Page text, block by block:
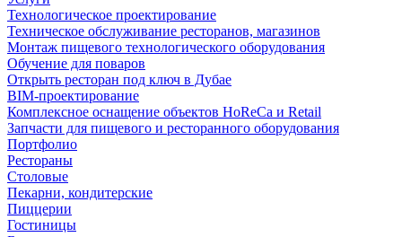
Технологическое проектирование
Техническое обслуживание ресторанов, магазинов
Монтаж пищевого технологического оборудования
Обучение для поваров
Открыть ресторан под ключ в Дубае
BIM-проектирование
Комплексное оснащение объектов HoReCa и Retail
Запчасти для пищевого и ресторанного оборудования
Портфолио
Рестораны
Столовые
Пекарни, кондитерские
Пиццерии
Гостиницы